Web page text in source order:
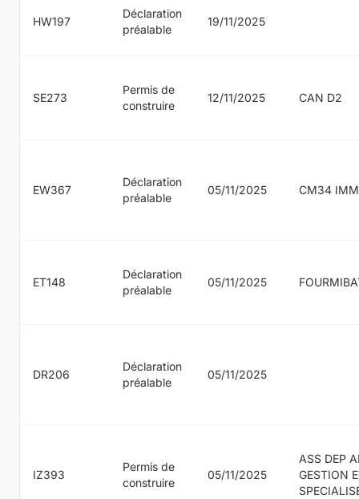
HW197
Déclaration
préalable
19/11/2025
SE273
Permis de
construire
12/11/2025 CAN D2
EW367
Déclaration
préalable
05/11/2025 CM34
ET148
Déclaration
préalable
05/11/2025
DR206
Déclaration
préalable
05/11/2025
IZ393
Permis de
construire
05/11/2025
ASS DEP
GESTION